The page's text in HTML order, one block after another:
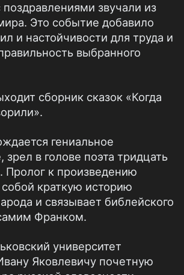
звучали из
Это событие добавило
и настойчивости для труда и
выбранного
сборник сказок «Когда
гениальное
зрел в голове поэта тридцать
Пролог к произведению
краткую историю
и связывает библейского
Франком.
университет
Яковлевичу почетную